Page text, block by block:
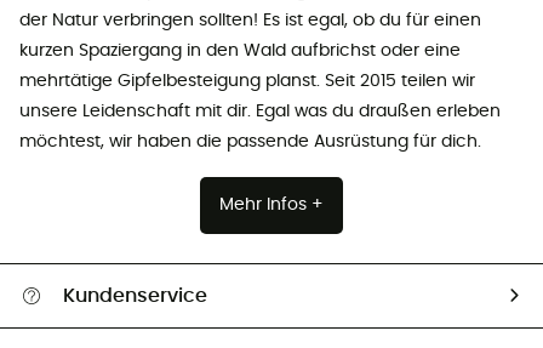
der Natur verbringen sollten! Es ist egal, ob du für einen
kurzen Spaziergang in den Wald aufbrichst oder eine
mehrtätige Gipfelbesteigung planst. Seit 2015 teilen wir
unsere Leidenschaft mit dir. Egal was du draußen erleben
möchtest, wir haben die passende Ausrüstung für dich.
Mehr Infos +
Kundenservice